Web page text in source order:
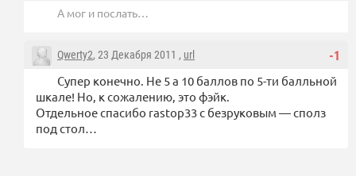
А мог и послать…
-1
Qwerty2, 23 Декабря 2011 , url
Супер конечно. Не 5 а 10 баллов по 5-ти балльной
шкале! Но, к сожалению, это фэйк.
Отдельное спасибо rastop33 с безруковым — сполз
под стол…